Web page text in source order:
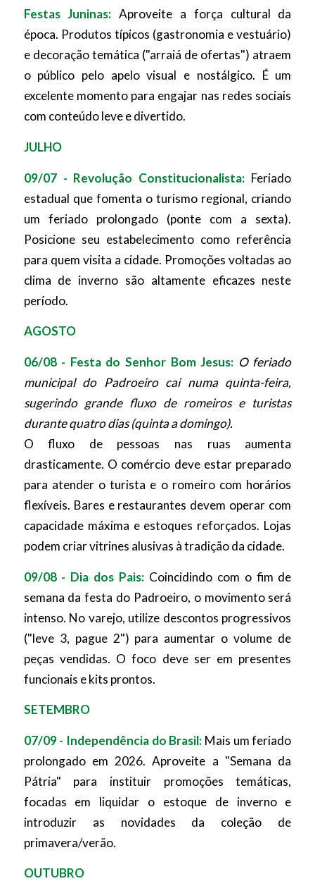
Festas Juninas: Aproveite a força cultural da
época. Produtos típicos (gastronomia e vestuário)
e decoração temática ("arraiá de ofertas") atraem
o público pelo apelo visual e nostálgico. É um
excelente momento para engajar nas redes sociais
com conteúdo leve e divertido.
JULHO
09/07 - Revolução Constitucionalista: Feriado
estadual que fomenta o turismo regional, criando
um feriado prolongado (ponte com a sexta).
Posicione seu estabelecimento como referência
para quem visita a cidade. Promoções voltadas ao
clima de inverno são altamente eficazes neste
período.
AGOSTO
06/08 - Festa do Senhor Bom Jesus: O feriado
municipal do Padroeiro cai numa quinta-feira,
sugerindo grande fluxo de romeiros e turistas
durante quatro dias (quinta a domingo).
O fluxo de pessoas nas ruas aumenta
drasticamente. O comércio deve estar preparado
para atender o turista e o romeiro com horários
flexíveis. Bares e restaurantes devem operar com
capacidade máxima e estoques reforçados. Lojas
podem criar vitrines alusivas à tradição da cidade.
09/08 - Dia dos Pais: Coincidindo com o fim de
semana da festa do Padroeiro, o movimento será
intenso. No varejo, utilize descontos progressivos
("leve 3, pague 2") para aumentar o volume de
peças vendidas. O foco deve ser em presentes
funcionais e kits prontos.
SETEMBRO
07/09 - Independência do Brasil: Mais um feriado
prolongado em 2026. Aproveite a "Semana da
Pátria" para instituir promoções temáticas,
focadas em liquidar o estoque de inverno e
introduzir as novidades da coleção de
primavera/verão.
OUTUBRO